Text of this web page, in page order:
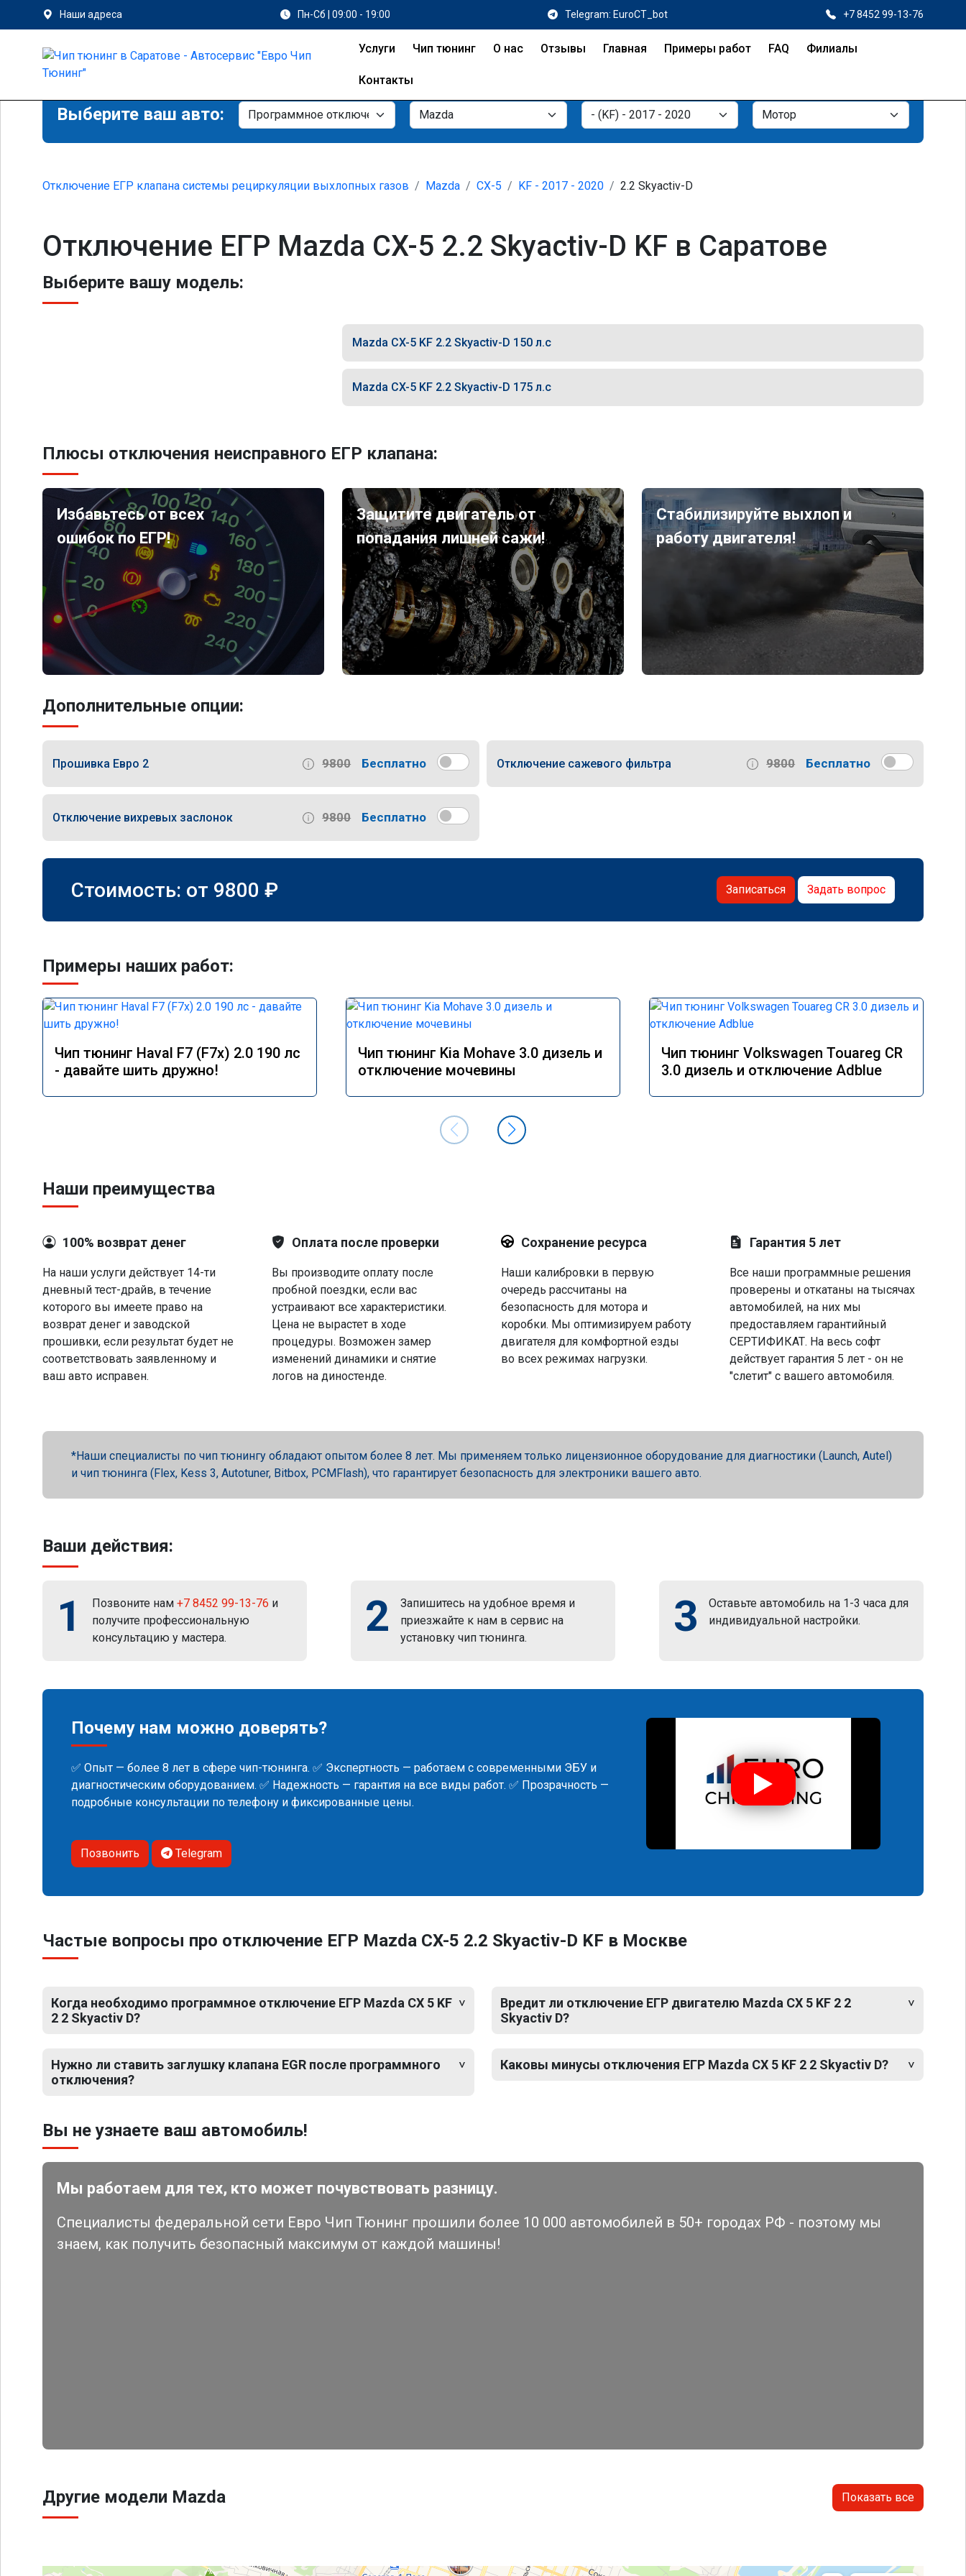
Наши адреса Пн-Сб | 09:00 - 19:00 Telegram: EuroCT_bot +7 8452 99-13-76
Услуги Чип тюнинг О нас Отзывы Главная Примеры работ FAQ Филиалы
Контакты
Выберите ваш авто:
Отключение ЕГР клапана системы рециркуляции выхлопных газов Mazda CX-5 KF - 2017 - 2020 2.2 Skyactiv-D
Отключение ЕГР Mazda CX-5 2.2 Skyactiv-D KF в Саратове
Выберите вашу модель:
Mazda CX-5 KF 2.2 Skyactiv-D 150 л.с
Mazda CX-5 KF 2.2 Skyactiv-D 175 л.с
Плюсы отключения неисправного ЕГР клапана:
Избавьтесь от всех
ошибок по ЕГР!
Защитите двигатель от
попадания лишней сажи!
Стабилизируйте выхлоп и
работу двигателя!
Дополнительные опции:
Прошивка Евро 2 9800 Бесплатно Отключение сажевого фильтра 9800 Бесплатно
Отключение вихревых заслонок 9800 Бесплатно
Стоимость: от 9800 ₽ Записаться Задать вопрос
Примеры наших работ:
Чип тюнинг Haval F7 (F7x) 2.0 190 лс
- давайте шить дружно!
Чип тюнинг Kia Mohave 3.0 дизель и
отключение мочевины
Чип тюнинг Volkswagen Touareg CR
3.0 дизель и отключение Adblue
Наши преимущества
100% возврат денег
На наши услуги действует 14-ти
дневный тест-драйв, в течение
которого вы имеете право на
возврат денег и заводской
прошивки, если результат будет не
соответствовать заявленному и
ваш авто исправен.
Оплата после проверки
Вы производите оплату после
пробной поездки, если вас
устраивают все характеристики.
Цена не вырастет в ходе
процедуры. Возможен замер
изменений динамики и снятие
логов на диностенде.
Сохранение ресурса
Наши калибровки в первую
очередь рассчитаны на
безопасность для мотора и
коробки. Мы оптимизируем работу
двигателя для комфортной езды
во всех режимах нагрузки.
Гарантия 5 лет
Все наши программные решения
проверены и откатаны на тысячах
автомобилей, на них мы
предоставляем гарантийный
СЕРТИФИКАТ. На весь софт
действует гарантия 5 лет - он не
"слетит" с вашего автомобиля.
Наши специалисты по чип тюнингу обладают опытом более 8 лет. Мы применяем только лицензионное оборудование для диагностики (Launch, Autel)
и чип тюнинга (Flex, Kess 3, Autotuner, Bitbox, PCMFlash), что гарантирует безопасность для электроники вашего авто.
Ваши действия:
1 Позвоните нам +7 8452 99-13-76 и
получите профессиональную
консультацию у мастера.
2
Запишитесь на удобное время и
приезжайте к нам в сервис на
установку чип тюнинга.
3
Оставьте автомобиль на 1-3 часа для
индивидуальной настройки.
Почему нам можно доверять?
✅ Опыт — более 8 лет в сфере чип-тюнинга. ✅ Экспертность — работаем с современными ЭБУ и
диагностическим оборудованием. ✅ Надежность — гарантия на все виды работ. ✅ Прозрачность —
подробные консультации по телефону и фиксированные цены.
Позвонить Telegram
Частые вопросы про отключение ЕГР Mazda CX-5 2.2 Skyactiv-D KF в Москве
Когда необходимо программное отключение ЕГР Mazda CX 5 KF
2 2 Skyactiv D?
Нужно ли ставить заглушку клапана EGR после программного
отключения?
Вредит ли отключение ЕГР двигателю Mazda CX 5 KF 2 2
Skyactiv D?
Каковы минусы отключения ЕГР Mazda CX 5 KF 2 2 Skyactiv D?
Вы не узнаете ваш автомобиль!
Мы работаем для тех, кто может почувствовать разницу.
Специалисты федеральной сети Евро Чип Тюнинг прошили более 10 000 автомобилей в 50+ городах РФ - поэтому мы
знаем, как получить безопасный максимум от каждой машины!
Другие модели Mazda Показать все